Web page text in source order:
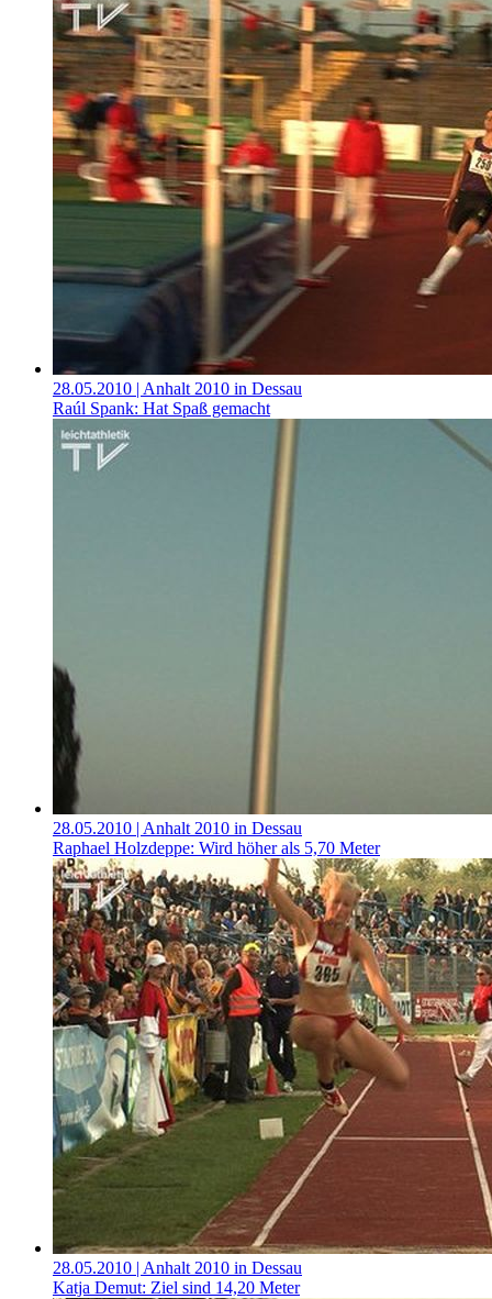
28.05.2010 | Anhalt 2010 in Dessau
Raúl Spank: Hat Spaß gemacht
28.05.2010 | Anhalt 2010 in Dessau
Raphael Holzdeppe: Wird höher als 5,70 Meter
28.05.2010 | Anhalt 2010 in Dessau
Katja Demut: Ziel sind 14,20 Meter